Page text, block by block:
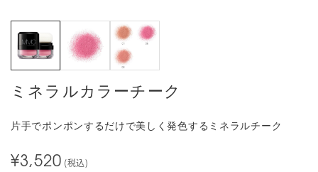
ミネラルカラーチーク
片手でポンポンするだけで美しく発色するミネラルチーク
¥3,520 (税込)